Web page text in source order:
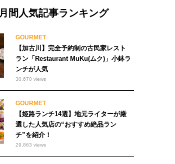
月間人気記事ランキング
GOURMET
【加古川】完全予約制の古民家レスト
ラン「Restaurant MuKu(ムク)」小鉢ラ
ンチが人気
30,670 views
GOURMET
【姫路ランチ14選】地元ライターが厳
選した人気店の“おすすめ絶品ラン
チ”を紹介！
29,863 views